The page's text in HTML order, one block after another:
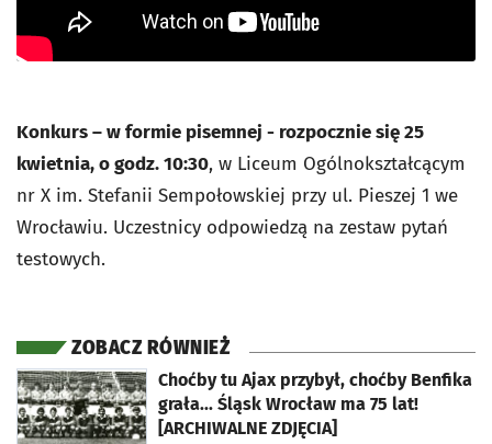
Konkurs – w formie pisemnej - rozpocznie się 25
kwietnia, o godz. 10:30, w Liceum Ogólnokształcącym
nr X im. Stefanii Sempołowskiej przy ul. Pieszej 1 we
Wrocławiu. Uczestnicy odpowiedzą na zestaw pytań
testowych.
ZOBACZ RÓWNIEŻ
Choćby tu Ajax przybył, choćby Benfika
grała... Śląsk Wrocław ma 75 lat!
[ARCHIWALNE ZDJĘCIA]
otworzy się w nowej karcie